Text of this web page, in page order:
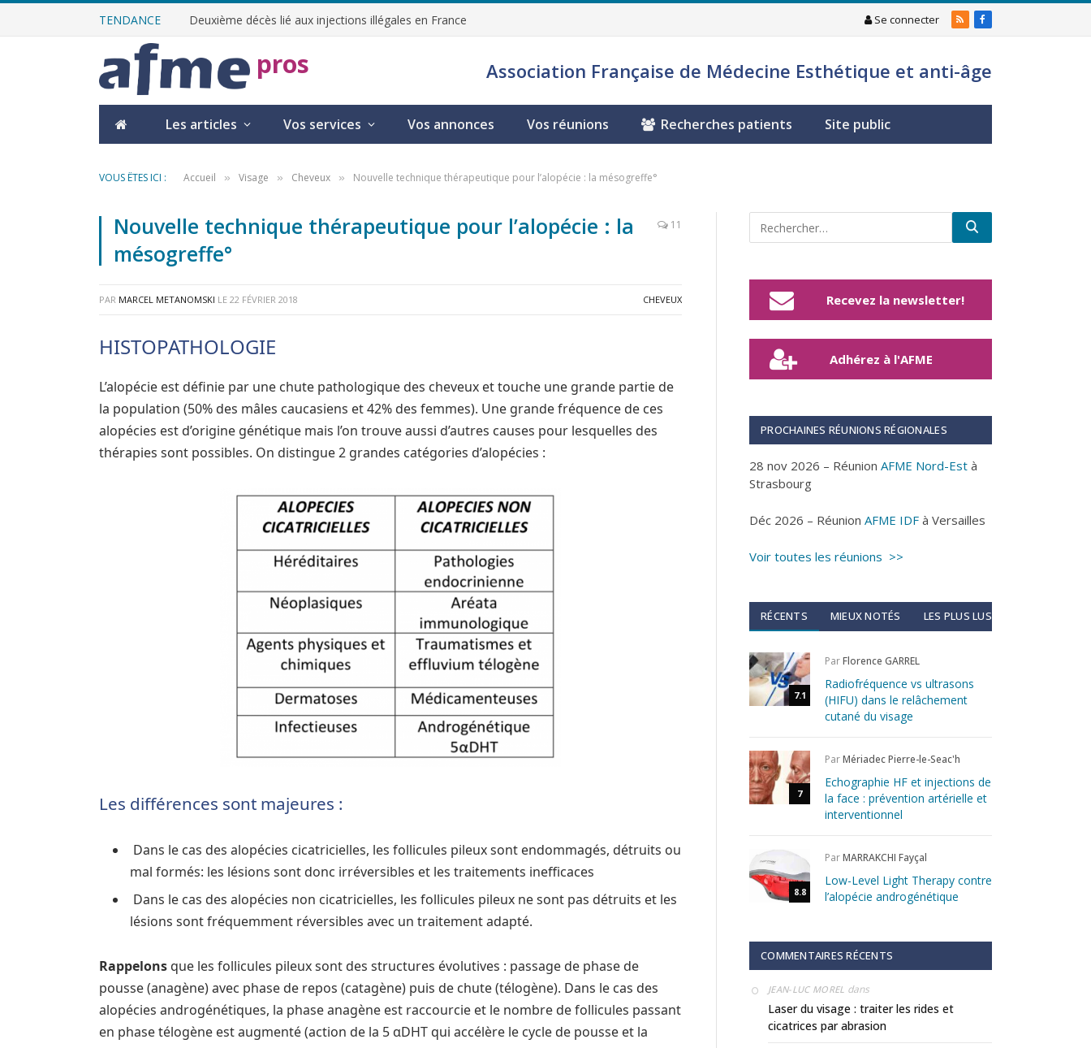
TENDANCE Deuxième décès lié aux injections illégales en France Se connecter RSSFacebook
pros Association Française de Médecine Esthétique et anti-âge
Les articles Vos services Vos annonces Vos réunions Recherches patients Site public
VOUS ÊTES ICI : Accueil » Visage » Cheveux » Nouvelle technique thérapeutique pour l’alopécie : la mésogreffe°
Nouvelle technique thérapeutique pour l’alopécie : la
mésogreffe°
11
PAR MARCEL METANOMSKI LE 22 FÉVRIER 2018 CHEVEUX
HISTOPATHOLOGIE
L’alopécie est définie par une chute pathologique des cheveux et touche une grande partie de
la population (50% des mâles caucasiens et 42% des femmes). Une grande fréquence de ces
alopécies est d’origine génétique mais l’on trouve aussi d’autres causes pour lesquelles des
thérapies sont possibles. On distingue 2 grandes catégories d’alopécies :
Les différences sont majeures :
Dans le cas des alopécies cicatricielles, les follicules pileux sont endommagés, détruits ou
mal formés: les lésions sont donc irréversibles et les traitements inefficaces
Dans le cas des alopécies non cicatricielles, les follicules pileux ne sont pas détruits et les
lésions sont fréquemment réversibles avec un traitement adapté.
Rappelons que les follicules pileux sont des structures évolutives : passage de phase de
pousse (anagène) avec phase de repos (catagène) puis de chute (télogène). Dans le cas des
alopécies androgénétiques, la phase anagène est raccourcie et le nombre de follicules passant
en phase télogène est augmenté (action de la 5 αDHT qui accélère le cycle de pousse et la
Recevez la newsletter!
Adhérez à l'AFME
PROCHAINES RÉUNIONS RÉGIONALES
28 nov 2026 – Réunion AFME Nord-Est à
Strasbourg
Déc 2026 – Réunion AFME IDF à Versailles
Voir toutes les réunions >>
RÉCENTS MIEUX NOTÉS LES PLUS LUS
7.1
ParFlorence GARREL
Radiofréquence vs ultrasons
(HIFU) dans le relâchement
cutané du visage
7
ParMériadec Pierre-le-Seac'h
Echographie HF et injections de
la face : prévention artérielle et
interventionnel
8.8
ParMARRAKCHI Fayçal
Low-Level Light Therapy contre
l’alopécie androgénétique
COMMENTAIRES RÉCENTS
JEAN-LUC MOREL dans
Laser du visage : traiter les rides et
cicatrices par abrasion